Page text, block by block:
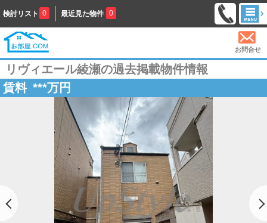
検討リスト 0 最近見た物件 0
お問合せ
リヴィエール綾瀬の過去掲載物件情報
賃料 ***万円